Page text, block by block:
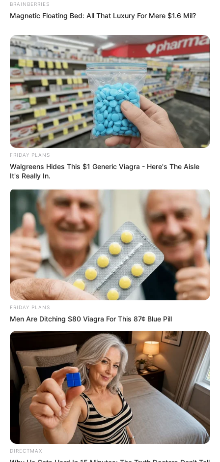
BRAINBERRIES
Magnetic Floating Bed: All That Luxury For Mere $1.6 Mil?
FRIDAY PLANS
Walgreens Hides This $1 Generic Viagra - Here's The Aisle
It's Really In.
FRIDAY PLANS
Men Are Ditching $80 Viagra For This 87¢ Blue Pill
DIRECTMAX